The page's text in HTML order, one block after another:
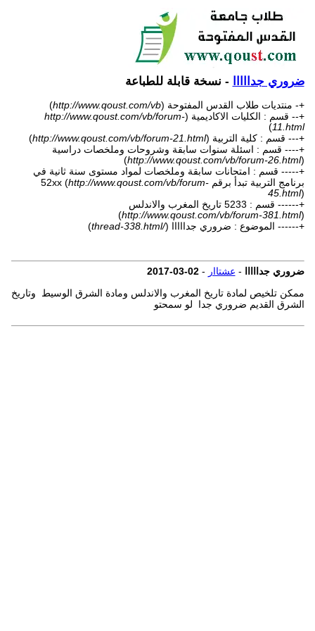
ضروري جدااااا - نسخة قابلة للطباعة
+- منتديات طلاب القدس المفتوحة (http://www.qoust.com/vb
)
+-- قسم : الكليات الاكاديمية (http://www.qoust.com/vb/forum-
11.html
)
+--- قسم : كلية التربية (http://www.qoust.com/vb/forum-21.html
)
+---- قسم : اسئلة سنوات سابقة وشروحات وملخصات دراسية
(
http://www.qoust.com/vb/forum-26.html
)
+----- قسم : امتحانات سابقة وملخصات لمواد مستوى سنة ثانية في
برنامج التربية تبدأ برقم 52xx (http://www.qoust.com/vb/forum-
45.html)
+------ قسم : 5233 تاريخ المغرب والاندلس
(
http://www.qoust.com/vb/forum-381.html
)
+------ الموضوع : ضروري جدااااا (/thread-338.html
)
ضروري جدااااا - عشتاار -
02-03-2017
ممكن تلخيص لمادة تاريخ المغرب والاندلس ومادة الشرق الوسيط وتاريخ
الشرق القديم ضروري جدا لو سمحتو